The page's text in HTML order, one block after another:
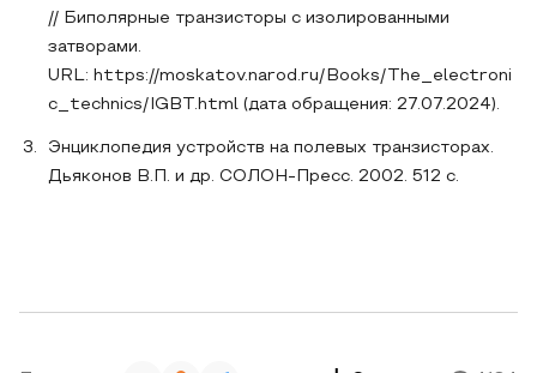
// Биполярные транзисторы с изолированными
затворами.
URL: https://moskatov.narod.ru/Books/The_electroni
c_technics/IGBT.html (дата обращения: 27.07.2024).
Энциклопедия устройств на полевых транзисторах.
Дьяконов В.П. и др. СОЛОН-Пресс. 2002. 512 с.